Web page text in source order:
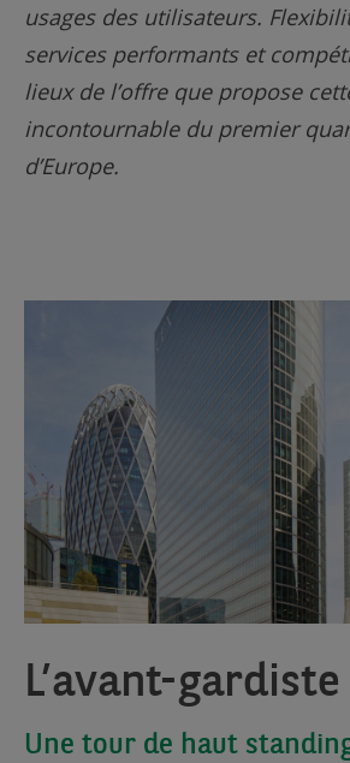
usages des utilisateurs.
services performants et
lieux de l’offre que propose
incontournable du premier
d’Europe.
L’avant-gardiste
Une tour de haut